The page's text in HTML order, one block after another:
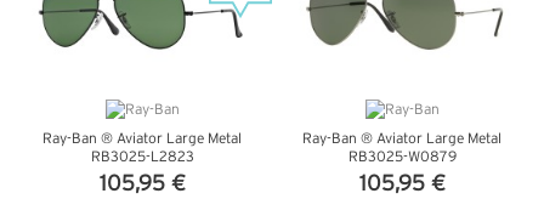
Ray-Ban ® Aviator Large Metal
RB3025-L2823
105,95 €
Ray-Ban ® Aviator Large Metal
RB3025-W0879
105,95 €